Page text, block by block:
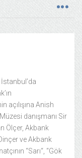
açılışına Anish
danışmanı Sir
Ölçer, Akbank
ve Akbank
“Sarı“, “Gök